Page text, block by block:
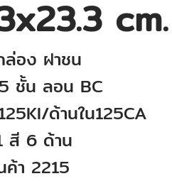
cm.
อง ฝาชน
ชั้น ลอน BC
/ด้านใน125CA
สี 6 ด้าน
า 2215